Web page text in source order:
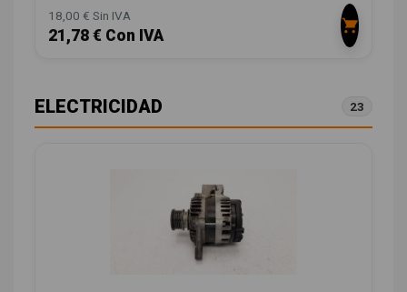
18,00 € Sin IVA
21,78 € Con IVA
ELECTRICIDAD 23